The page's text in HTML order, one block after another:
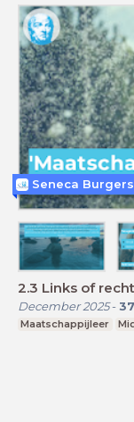
2.3 Links of
December 2025- 37
Maatschappijleer
Seneca